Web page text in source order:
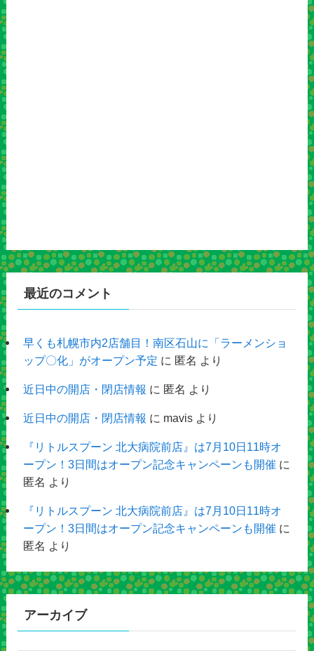
最近のコメント
早くも札幌市内2店舗目！南区石山に「ラーメンショ
ップ〇化」がオープン予定 に 匿名 より
近日中の開店・閉店情報 に 匿名 より
近日中の開店・閉店情報 に mavisより
『リトルスプーン 北大病院前店』は7月10日11時オ
ープン！3日間はオープン記念キャンペーンも開催 に
匿名 より
『リトルスプーン 北大病院前店』は7月10日11時オ
ープン！3日間はオープン記念キャンペーンも開催 に
匿名 より
アーカイブ